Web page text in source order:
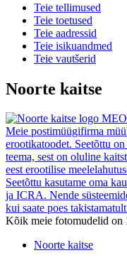
Teie tellimused
Teie toetused
Teie aadressid
Teie isikuandmed
Teie vautšerid
Noorte kaitse
MEO
Meie postimüügifirma
erootikatoodet. Seetõttu
teema, sest on oluline
eest erootilise
Seetõttu kasutame oma
ja ICRA. Nende
kui saate poes
Kõik meie fotomudelid on
Noorte kaitse